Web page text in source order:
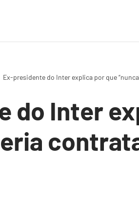
Ex-presidente do Inter explica por que
do Inter